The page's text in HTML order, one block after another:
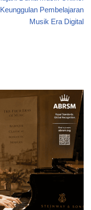
Keunggulan Pembelajaran
Musik Era Digital